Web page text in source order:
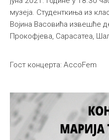
музеја. Студенткиња из
Војина Васовића извешће
Прокофјева, Сарасатеа,
Гост концерта: AccoFem